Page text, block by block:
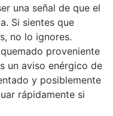
una señal de que el
Si sientes que
no lo ignores.
proveniente
un aviso enérgico de
y posiblemente
rápidamente si